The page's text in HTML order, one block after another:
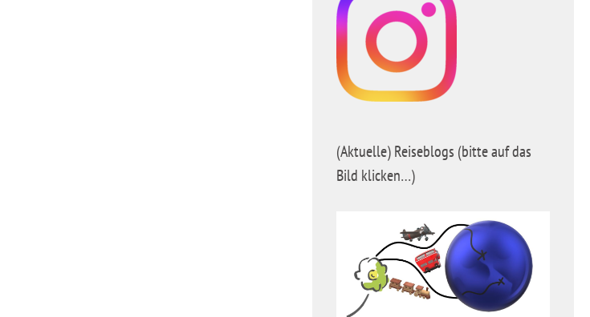
(Aktuelle) Reiseblogs (bitte auf das
Bild klicken…)